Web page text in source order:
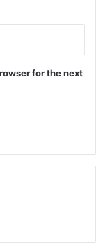
for the next